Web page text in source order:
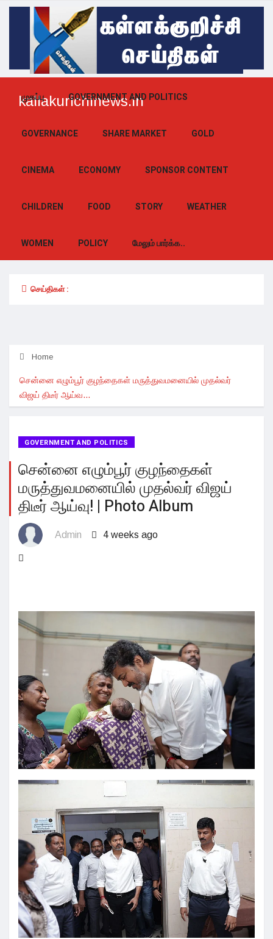
kallakurichinews.in
முகப்பு GOVERNMENT AND POLITICS
GOVERNANCE SHARE MARKET GOLD
CINEMA ECONOMY SPONSOR CONTENT
CHILDREN FOOD STORY WEATHER
WOMEN POLICY மேலும் பார்க்க..
செய்திகள் :
Home
சென்னை எழும்பூர் குழந்தைகள் மருத்துவமனையில் முதல்வர்
விஜய் திடீர் ஆய்வ...
GOVERNMENT AND POLITICS
சென்னை எழும்பூர் குழந்தைகள்
மருத்துவமனையில் முதல்வர் விஜய்
திடீர் ஆய்வு! | Photo Album
Admin 4 weeks ago